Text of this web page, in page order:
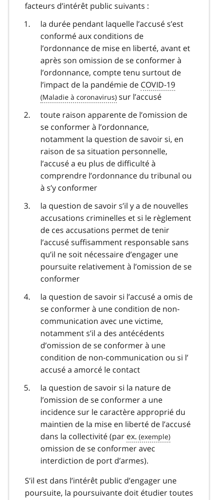
facteurs d’intérêt public suivants :
la durée pendant laquelle l’accusé s’est
conformé aux conditions de
l’ordonnance de mise en liberté, avant et
après son omission de se conformer à
l’ordonnance, compte tenu surtout de
l’impact de la pandémie de COVID-19
covid
sur l’accusé
toute raison apparente de l’omission de
se conformer à l’ordonnance,
notamment la question de savoir si, en
raison de sa situation personnelle,
l’accusé a eu plus de difficulté à
comprendre l’ordonnance du tribunal ou
à s’y conformer
la question de savoir s’il y a de nouvelles
accusations criminelles et si le règlement
de ces accusations permet de tenir
l’accusé suffisamment responsable sans
qu’il ne soit nécessaire d’engager une
poursuite relativement à l’omission de se
conformer
la question de savoir si l’accusé a omis de
se conformer à une condition de non-
communication avec une victime,
notamment s’il a des antécédents
d’omission de se conformer à une
condition de non-communication ou si l’
accusé a amorcé le contact
la question de savoir si la nature de
l’omission de se conformer a une
incidence sur le caractère approprié du
maintien de la mise en liberté de l’accusé
dans la collectivité (par ex.
omission de se conformer avec
interdiction de port d’armes).
S’il est dans l’intérêt public d’engager une
poursuite, la poursuivante doit étudier toutes